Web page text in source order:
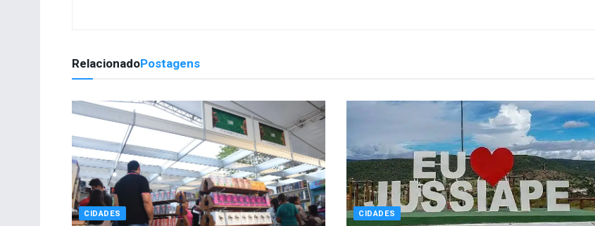
RelacionadoPostagens
CIDADES CIDADES